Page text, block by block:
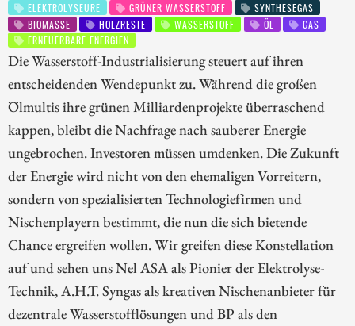
ELEKTROLYSEURE
GRÜNER WASSERSTOFF
SYNTHESEGAS
BIOMASSE
HOLZRESTE WASSERSTOFF ÖL
GAS
ERNEUERBARE ENERGIEN
Die Wasserstoff-Industrialisierung steuert auf ihren
entscheidenden Wendepunkt zu. Während die großen
Ölmultis ihre grünen Milliardenprojekte überraschend
kappen, bleibt die Nachfrage nach sauberer Energie
ungebrochen. Investoren müssen umdenken. Die Zukunft
der Energie wird nicht von den ehemaligen Vorreitern,
sondern von spezialisierten Technologiefirmen und
Nischenplayern bestimmt, die nun die sich bietende
Chance ergreifen wollen. Wir greifen diese Konstellation
auf und sehen uns Nel ASA als Pionier der Elektrolyse-
Technik, A.H.T. Syngas als kreativen Nischenanbieter für
dezentrale Wasserstofflösungen und BP als den